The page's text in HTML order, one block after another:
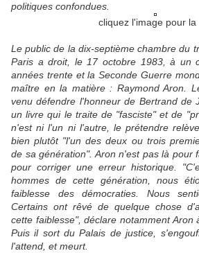
politiques confondues.
cliquez l'image pour la
Le public de la dix-septième chambre du
Paris a droit, le 17 octobre 1983, à un
années trente et la Seconde Guerre
maître en la matière : Raymond Aron.
venu défendre l'honneur de Bertrand de
un livre qui le traite de "fasciste" et de
n'est ni l'un ni l'autre, le prétendre
bien plutôt "l'un des deux ou trois
de sa génération". Aron n'est pas là pour
pour corriger une erreur historique.
hommes de cette génération, nous
faiblesse des démocraties. Nous
Certains ont rêvé de quelque chose
cette faiblesse", déclare notamment Aron
Puis il sort du Palais de justice,
l'attend, et meurt.